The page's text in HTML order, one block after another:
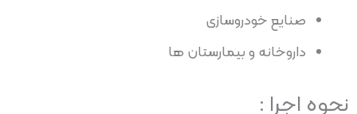
صنایع خودروسازی
داروخانه و بیمارستان ها
نحوه اجرا :